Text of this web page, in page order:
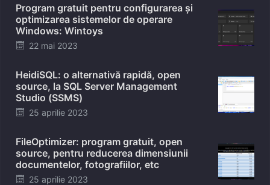
Program gratuit pentru configurarea și
optimizarea sistemelor de operare
Windows: Wintoys
Posted
22 mai 2023
HeidiSQL: o alternativă rapidă, open
source, la SQL Server Management
Studio (SSMS)
Posted
25 aprilie 2023
FileOptimizer: program gratuit, open
source, pentru reducerea dimensiunii
documentelor, fotografiilor, etc
Posted
25 aprilie 2023